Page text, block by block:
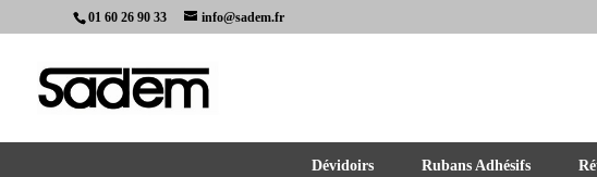
01 60 26 90 33 info@sadem.fr
Dévidoirs Rubans Adhésifs